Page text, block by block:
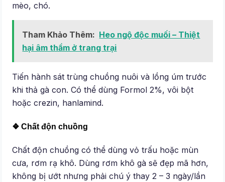
mèo, chó.
Tham Khảo Thêm: Heo ngộ độc muối – Thiệt
hại âm thầm ở trang trại
Tiến hành sát trùng chuồng nuôi và lồng úm trước
khi thả gà con. Có thể dùng Formol 2%, vôi bột
hoặc crezin, hanlamind.
❖ Chất độn chuồng
Chất độn chuồng có thể dùng vỏ trấu hoặc mùn
cưa, rơm rạ khô. Dùng rơm khô gà sẽ đẹp mã hơn,
không bị ướt nhưng phải chú ý thay 2 – 3 ngày/lần